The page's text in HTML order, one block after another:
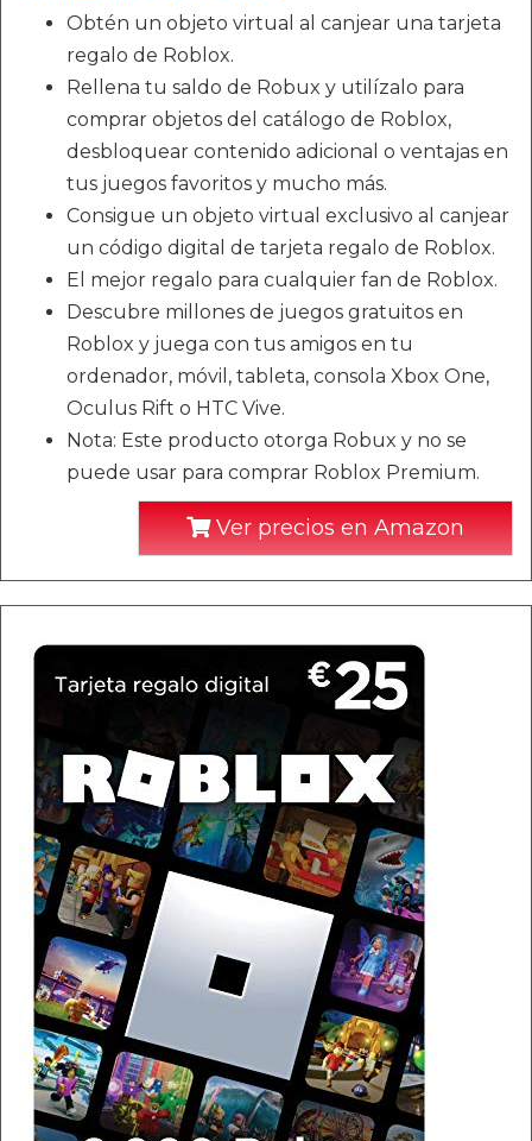
Obtén un objeto virtual al canjear una tarjeta
regalo de Roblox.
Rellena tu saldo de Robux y utilízalo para
comprar objetos del catálogo de Roblox,
desbloquear contenido adicional o ventajas en
tus juegos favoritos y mucho más.
Consigue un objeto virtual exclusivo al canjear
un código digital de tarjeta regalo de Roblox.
El mejor regalo para cualquier fan de Roblox.
Descubre millones de juegos gratuitos en
Roblox y juega con tus amigos en tu
ordenador, móvil, tableta, consola Xbox One,
Oculus Rift o HTC Vive.
Nota: Este producto otorga Robux y no se
puede usar para comprar Roblox Premium.
Ver precios en Amazon